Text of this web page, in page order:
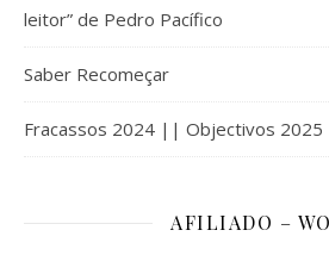
leitor” de Pedro Pacífico
Saber Recomeçar
Fracassos 2024 || Objectivos 2025
AFILIADO –